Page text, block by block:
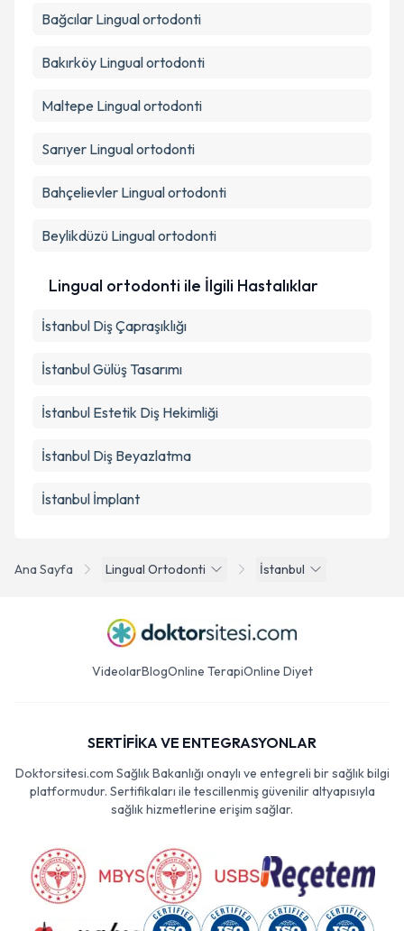
Ana Sayfa Lingual Ortodonti İstanbul
Bağcılar Lingual ortodonti
Bakırköy Lingual ortodonti
Maltepe Lingual ortodonti
Sarıyer Lingual ortodonti
Bahçelievler Lingual ortodonti
Beylikdüzü Lingual ortodonti
Lingual ortodonti ile İlgili Hastalıklar
İstanbul Diş Çapraşıklığı
İstanbul Gülüş Tasarımı
İstanbul Estetik Diş Hekimliği
İstanbul Diş Beyazlatma
İstanbul İmplant
VideolarBlogOnline TerapiOnline Diyet
SERTİFİKA VE ENTEGRASYONLAR
Doktorsitesi.com Sağlık Bakanlığı onaylı ve entegreli bir sağlık bilgi
platformudur. Sertifikaları ile tescillenmiş güvenilir altyapısıyla
sağlık hizmetlerine erişim sağlar.